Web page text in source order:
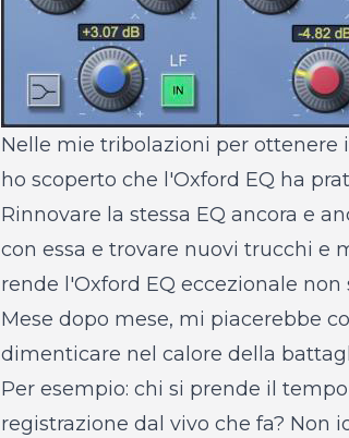
Nelle mie tribolazioni per ottenere
ho scoperto che l'Oxford EQ ha
Rinnovare la stessa EQ ancora e
con essa e trovare nuovi trucchi e
rende l'Oxford EQ eccezionale
Mese dopo mese, mi piacerebbe
dimenticare nel calore della
Per esempio: chi si prende il
registrazione dal vivo che fa? Non